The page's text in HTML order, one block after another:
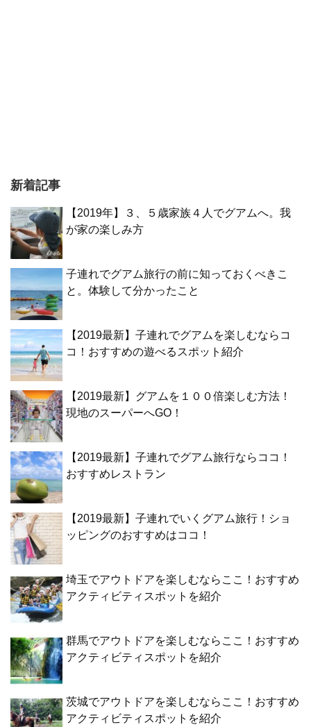
新着記事
【2019年】３、５歳家族４人でグアムへ。我
が家の楽しみ方
子連れでグアム旅行の前に知っておくべきこ
と。体験して分かったこと
【2019最新】子連れでグアムを楽しむならコ
コ！おすすめの遊べるスポット紹介
【2019最新】グアムを１００倍楽しむ方法！
現地のスーパーへGO！
【2019最新】子連れでグアム旅行ならココ！
おすすめレストラン
【2019最新】子連れでいくグアム旅行！ショ
ッピングのおすすめはココ！
埼玉でアウトドアを楽しむならここ！おすすめ
アクティビティスポットを紹介
群馬でアウトドアを楽しむならここ！おすすめ
アクティビティスポットを紹介
茨城でアウトドアを楽しむならここ！おすすめ
アクティビティスポットを紹介